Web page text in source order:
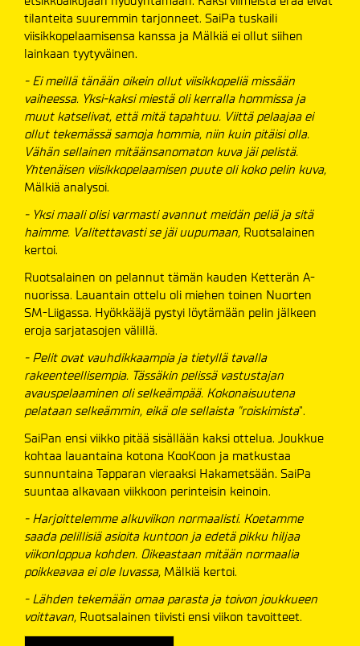
tilanteita suuremmin tarjonneet. SaiPa tuskaili
viisikkopelaamisensa kanssa ja Mälkiä ei ollut siihen
lainkaan tyytyväinen.
- Ei meillä tänään oikein ollut viisikkopeliä missään
vaiheessa. Yksi-kaksi miestä oli kerralla hommissa ja
muut katselivat, että mitä tapahtuu. Viittä pelaajaa ei
ollut tekemässä samoja hommia, niin kuin pitäisi olla.
Vähän sellainen mitäänsanomaton kuva jäi pelistä.
Yhtenäisen viisikkopelaamisen puute oli koko pelin kuva,
Mälkiä analysoi.
- Yksi maali olisi varmasti avannut meidän peliä ja sitä
haimme. Valitettavasti se jäi uupumaan, Ruotsalainen
kertoi.
Ruotsalainen on pelannut tämän kauden Ketterän A-
nuorissa. Lauantain ottelu oli miehen toinen Nuorten
SM-Liigassa. Hyökkääjä pystyi löytämään pelin jälkeen
eroja sarjatasojen välillä.
- Pelit ovat vauhdikkaampia ja tietyllä tavalla
rakeenteellisempia. Tässäkin pelissä vastustajan
avauspelaaminen oli selkeämpää. Kokonaisuutena
pelataan selkeämmin, eikä ole sellaista "roiskimista".
SaiPan ensi viikko pitää sisällään kaksi ottelua. Joukkue
kohtaa lauantaina kotona KooKoon ja matkustaa
sunnuntaina Tapparan vieraaksi Hakametsään. SaiPa
suuntaa alkavaan viikkoon perinteisin keinoin.
- Harjoittelemme alkuviikon normaalisti. Koetamme
saada pelillisiä asioita kuntoon ja edetä pikku hiljaa
viikonloppua kohden. Oikeastaan mitään normaalia
poikkeavaa ei ole luvassa, Mälkiä kertoi.
- Lähden tekemään omaa parasta ja toivon joukkueen
voittavan, Ruotsalainen tiivisti ensi viikon tavoitteet.